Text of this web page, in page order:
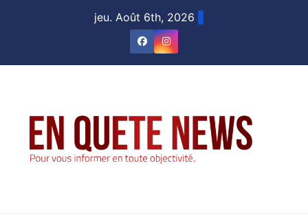
jeu. Août 6th, 2026